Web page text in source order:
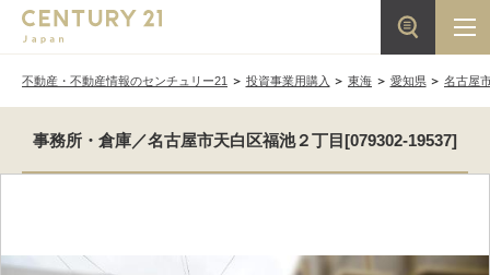
不動産・不動産情報のセンチュリー21 投資事業用購入 東海 愛知県 名古屋
事務所・倉庫／名古屋市天白区福池２丁目[079302-19537]